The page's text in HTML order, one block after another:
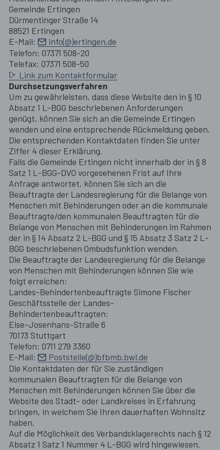
Gemeinde Ertingen
Dürmentinger Straße 14
88521 Ertingen
E-Mail:
info(@)ertingen.de
Telefon: 07371 508-20
Telefax: 07371 508-50
Link zum Kontaktformular
Durchsetzungsverfahren
Um zu gewährleisten, dass diese Website den in § 10
Absatz 1 L-BGG beschriebenen Anforderungen
genügt, können Sie sich an die Gemeinde Ertingen
wenden und eine entsprechende Rückmeldung geben.
Die entsprechenden Kontaktdaten finden Sie unter
Ziffer 4 dieser Erklärung.
Falls die Gemeinde Ertingen nicht innerhalb der in § 8
Satz 1 L-BGG-DVO vorgesehenen Frist auf Ihre
Anfrage antwortet, können Sie sich an die
Beauftragte der Landesregierung für die Belange von
Menschen mit Behinderungen oder an die kommunale
Beauftragte/den kommunalen Beauftragten für die
Belange von Menschen mit Behinderungen im Rahmen
der in § 14 Absatz 2 L-BGG und § 15 Absatz 3 Satz 2 L-
BGG beschriebenen Ombudsfunktion wenden.
Die Beauftragte der Landesregierung für die Belange
von Menschen mit Behinderungen können Sie wie
folgt erreichen:
Landes-Behindertenbeauftragte Simone Fischer
Geschäftsstelle der Landes-
Behindertenbeauftragten:
Else-Josenhans-Straße 6
70173 Stuttgart
Telefon: 0711 279 3360
E-Mail:
Poststelle(@)bfbmb.bwl.de
Die Kontaktdaten der für Sie zuständigen
kommunalen Beauftragten für die Belange von
Menschen mit Behinderungen können Sie über die
Website des Stadt- oder Landkreises in Erfahrung
bringen, in welchem Sie Ihren dauerhaften Wohnsitz
haben.
Auf die Möglichkeit des Verbandsklagerechts nach § 12
Absatz 1 Satz 1 Nummer 4 L-BGG wird hingewiesen.